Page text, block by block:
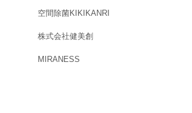
空間除菌KIKIKANRI
株式会社健美創
MIRANESS